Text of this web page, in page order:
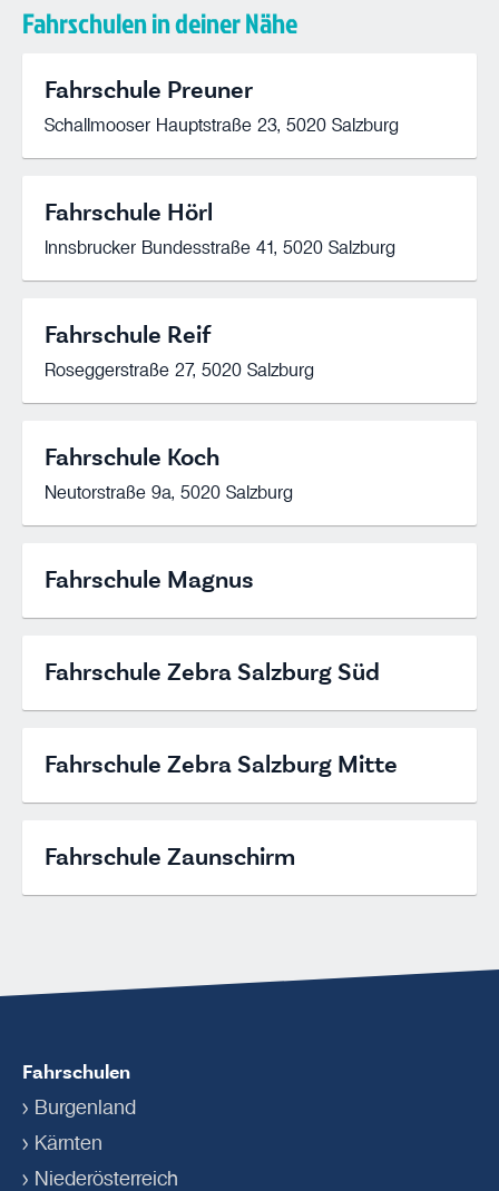
Fahrschulen in deiner Nähe
Fahrschule Preuner
Schallmooser Hauptstraße 23, 5020 Salzburg
Fahrschule Hörl
Innsbrucker Bundesstraße 41, 5020 Salzburg
Fahrschule Reif
Roseggerstraße 27, 5020 Salzburg
Fahrschule Koch
Neutorstraße 9a, 5020 Salzburg
Fahrschule Magnus
Fahrschule Zebra Salzburg Süd
Fahrschule Zebra Salzburg Mitte
Fahrschule Zaunschirm
Fahrschulen
Burgenland
Kärnten
Niederösterreich